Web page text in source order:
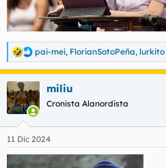
R
e
a
c
c
i
e
s
:
pai-mei, FlorianSotoPeña, lurkito
miliu
Cronista Alanordista
11 Dic 2024